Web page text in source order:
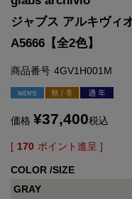
ジャブス アルキヴ
A5666【全2色】
商品番号 4GV1H001M
価格 ¥37,400税込
[ 170 ポイント進呈 ]
COLOR SIZE
GRAY